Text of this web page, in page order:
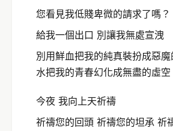
您看見我低賤卑微的請求了嗎？
給我一個出口 別讓我無處宣洩
別用鮮血把我的純真裝扮成惡
水把我的青春幻化成無盡的虛空
今夜 我向上天祈禱
祈禱您的回頭 祈禱您的坦承 祈